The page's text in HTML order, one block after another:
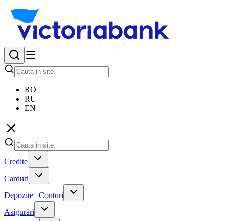
RO
RU
EN
Credite
Carduri
Depozite | Conturi
Asigurări